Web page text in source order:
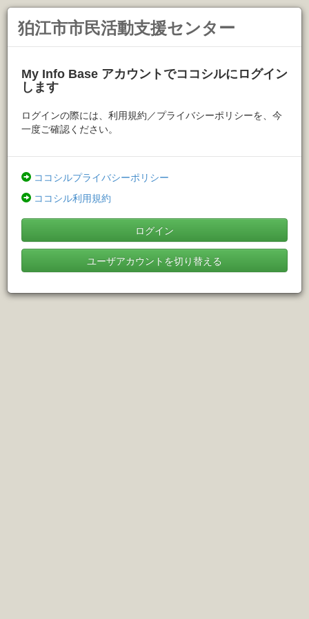
狛江市市民活動支援センター
My Info Base アカウントでココシルにログイン
します
ログインの際には、利用規約／プライバシーポリシーを、今
一度ご確認ください。
ココシルプライバシーポリシー
ココシル利用規約
ログイン
ユーザアカウントを切り替える